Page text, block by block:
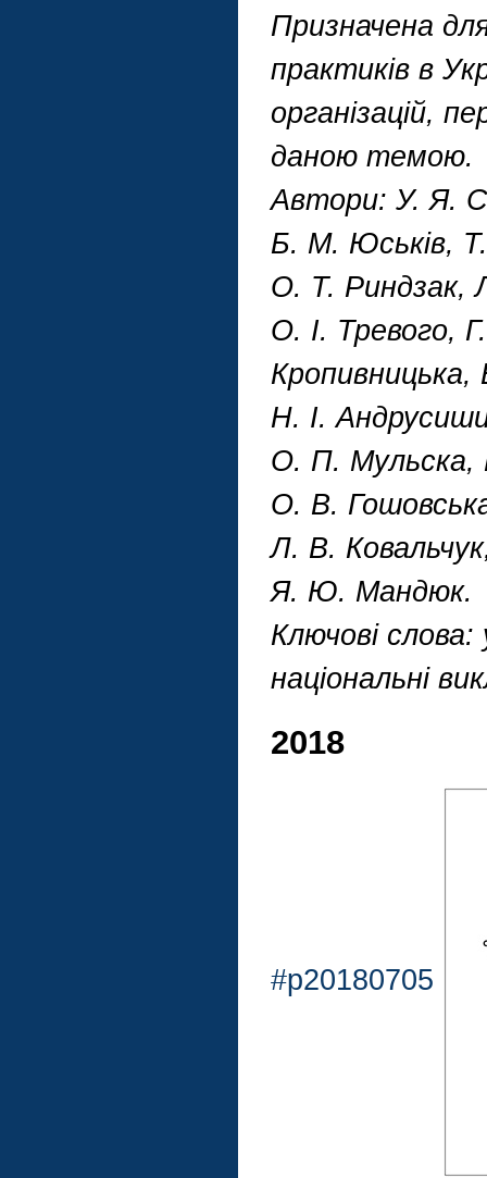
Призначена
практиків в
організацій,
даною темою.
Автори: У. Я.
Б. М. Юськів,
О. Т. Риндзак,
О. І. Тревого,
Н. І.
О. П. Мульска,
О. В.
Л. В.
Я. Ю. Мандюк.
Ключові слова:
національні
2018
#p20180705